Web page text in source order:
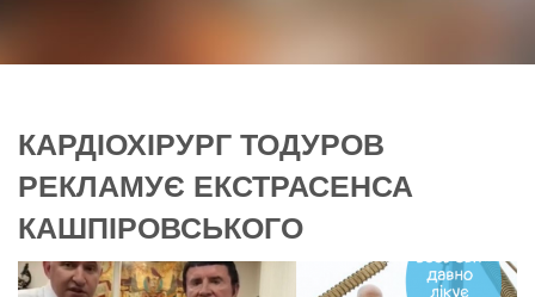
КАРДІОХІРУРГ ТОДУРОВ
РЕКЛАМУЄ ЕКСТРАСЕНСА
КАШПІРОВСЬКОГО